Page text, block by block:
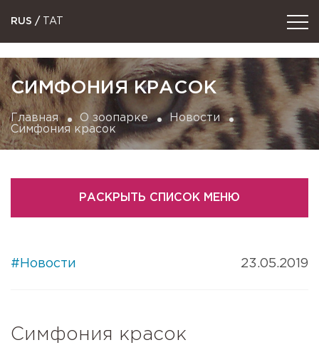
RUS / TAT
СИМФОНИЯ КРАСОК
Главная О зоопарке
Новости
Симфония красок
РАСКРЫТЬ СПИСОК МЕНЮ
#Новости 23.05.2019
Симфония красок